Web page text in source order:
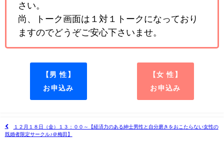
さい。
尚、トーク画面は１対１トークになっており
ますのでどうぞご安心下さいませ。
【男 性】
お申込み
【女 性】
お申込み
１２月１８日（金）１３：００～【経済力のある紳士男性と自分磨きをおこたらない女性の
既婚者限定サークル♪＠梅田】